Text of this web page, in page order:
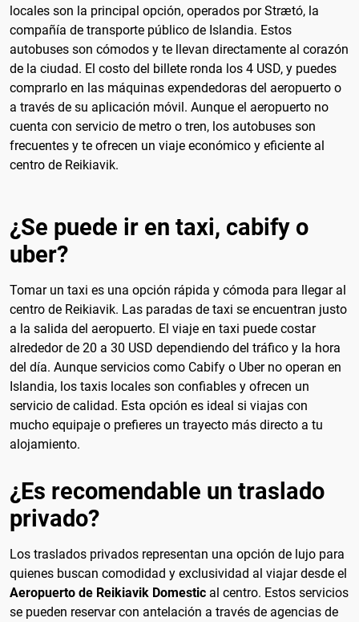
locales son la principal opción, operados por Strætó, la
compañía de transporte público de Islandia. Estos
autobuses son cómodos y te llevan directamente al corazón
de la ciudad. El costo del billete ronda los 4 USD, y puedes
comprarlo en las máquinas expendedoras del aeropuerto o
a través de su aplicación móvil. Aunque el aeropuerto no
cuenta con servicio de metro o tren, los autobuses son
frecuentes y te ofrecen un viaje económico y eficiente al
centro de Reikiavik.
¿Se puede ir en taxi, cabify o
uber?
Tomar un taxi es una opción rápida y cómoda para llegar al
centro de Reikiavik. Las paradas de taxi se encuentran justo
a la salida del aeropuerto. El viaje en taxi puede costar
alrededor de 20 a 30 USD dependiendo del tráfico y la hora
del día. Aunque servicios como Cabify o Uber no operan en
Islandia, los taxis locales son confiables y ofrecen un
servicio de calidad. Esta opción es ideal si viajas con
mucho equipaje o prefieres un trayecto más directo a tu
alojamiento.
¿Es recomendable un traslado
privado?
Los traslados privados representan una opción de lujo para
quienes buscan comodidad y exclusividad al viajar desde el
Aeropuerto de Reikiavik Domestic al centro. Estos servicios
se pueden reservar con antelación a través de agencias de